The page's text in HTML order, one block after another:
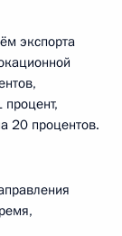
экспорта
20 процентов.